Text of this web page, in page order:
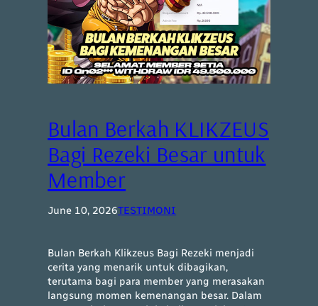
Bulan Berkah KLIKZEUS
Bagi Rezeki Besar untuk
Member
June 10, 2026TESTIMONI
Bulan Berkah Klikzeus Bagi Rezeki menjadi
cerita yang menarik untuk dibagikan,
terutama bagi para member yang merasakan
langsung momen kemenangan besar. Dalam